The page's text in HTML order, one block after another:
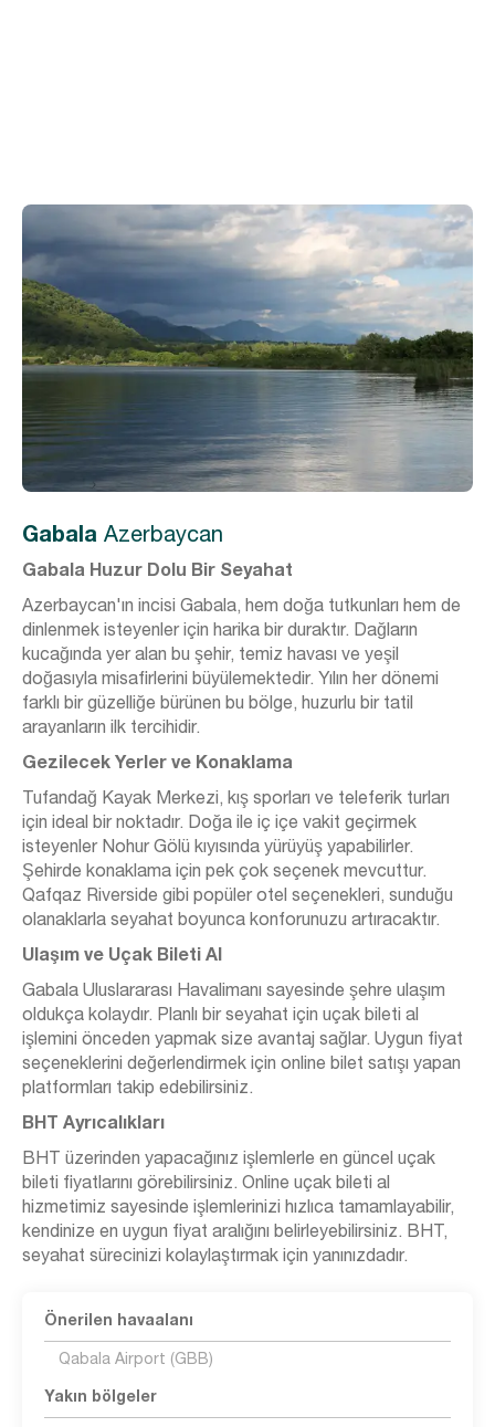
Gabala Azerbaycan
Gabala Huzur Dolu Bir Seyahat
Azerbaycan'ın incisi Gabala, hem doğa tutkunları hem de
dinlenmek isteyenler için harika bir duraktır. Dağların
kucağında yer alan bu şehir, temiz havası ve yeşil
doğasıyla misafirlerini büyülemektedir. Yılın her dönemi
farklı bir güzelliğe bürünen bu bölge, huzurlu bir tatil
arayanların ilk tercihidir.
Gezilecek Yerler ve Konaklama
Tufandağ Kayak Merkezi, kış sporları ve teleferik turları
için ideal bir noktadır. Doğa ile iç içe vakit geçirmek
isteyenler Nohur Gölü kıyısında yürüyüş yapabilirler.
Şehirde konaklama için pek çok seçenek mevcuttur.
Qafqaz Riverside gibi popüler otel seçenekleri, sunduğu
olanaklarla seyahat boyunca konforunuzu artıracaktır.
Ulaşım ve Uçak Bileti Al
Gabala Uluslararası Havalimanı sayesinde şehre ulaşım
oldukça kolaydır. Planlı bir seyahat için uçak bileti al
işlemini önceden yapmak size avantaj sağlar. Uygun fiyat
seçeneklerini değerlendirmek için online bilet satışı yapan
platformları takip edebilirsiniz.
BHT Ayrıcalıkları
BHT üzerinden yapacağınız işlemlerle en güncel uçak
bileti fiyatlarını görebilirsiniz. Online uçak bileti al
hizmetimiz sayesinde işlemlerinizi hızlıca tamamlayabilir,
kendinize en uygun fiyat aralığını belirleyebilirsiniz. BHT,
seyahat sürecinizi kolaylaştırmak için yanınızdadır.
Önerilen havaalanı
Qabala Airport (GBB)
Yakın bölgeler